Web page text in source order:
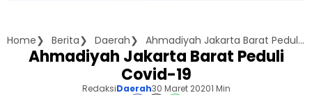
Home Berita Daerah Ahmadiyah Jakarta Barat Peduli Covid-19
Ahmadiyah Jakarta Barat Peduli
Covid-19
RedaksiDaerah30 Maret 20201 Min